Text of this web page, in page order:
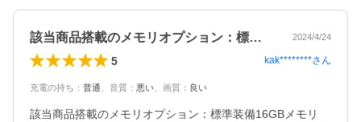
該当商品搭載のメモリオプション：標準装… 2024/4/24
5 kak********さん
充電の持ち ： 普通 音質 ： 悪い 画質 ： 良い
該当商品搭載のメモリオプション：標準装備16GBメモリ